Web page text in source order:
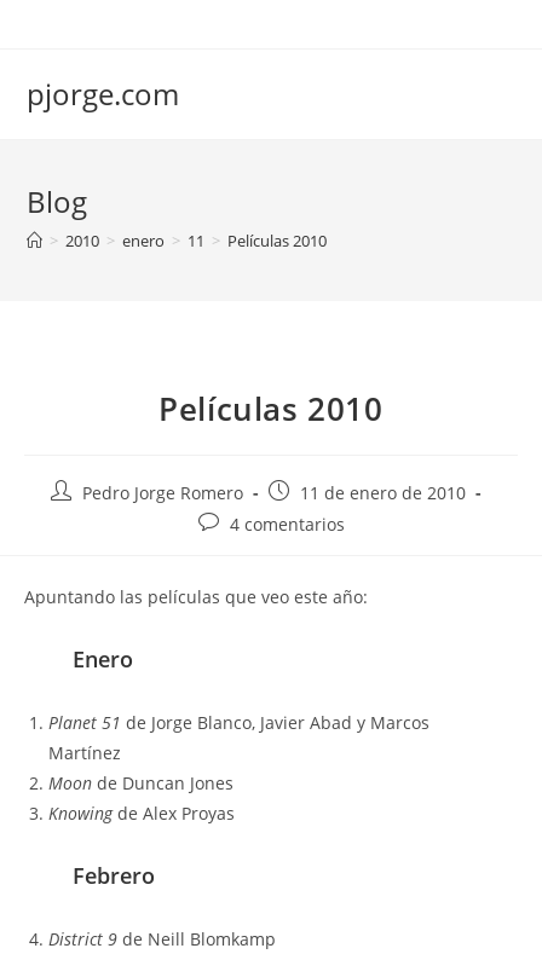
pjorge.com
Blog
> 2010 > enero > 11 > Películas 2010
Películas 2010
AutorPedro Jorge Romero
Publicación
de
11 de enero de 2010
Comentarios
entrada:
4 comentarios
Apuntando las películas que veo este año:
Enero
Planet 51 de Jorge Blanco, Javier Abad y Marcos
Martínez
Moon de Duncan Jones
Knowingde Alex Proyas
Febrero
District 9 de Neill Blomkamp